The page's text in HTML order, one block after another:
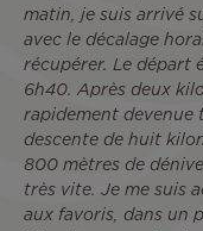
matin, je suis arrivé
avec le décalage
récupérer. Le départ
6h40. Après deux
rapidement devenue
descente de huit
800 mètres de
très vite. Je me suis
aux favoris, dans un